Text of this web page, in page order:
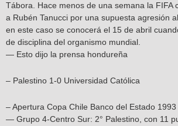
Tábora. Hace menos de una semana la FIFA
a Rubén Tanucci por una supuesta agresión
en este caso se conocerá el 15 de abril
de disciplina del organismo mundial.
— Esto dijo la prensa hondureña
– Palestino 1-0 Universidad Católica
– Apertura Copa Chile Banco del Estado 1993
— Grupo 4-Centro Sur: 2° Palestino, con 11